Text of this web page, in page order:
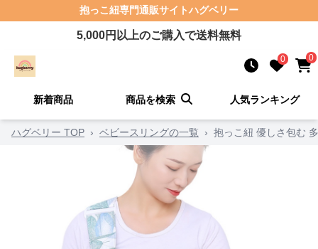
抱っこ紐専門通販サイトハグベリー
5,000円以上のご購入で送料無料
0 0
新着商品 商品を検索 人気ランキング
ハグベリー TOP › ベビースリングの一覧 › 抱っこ紐 優しさ包む